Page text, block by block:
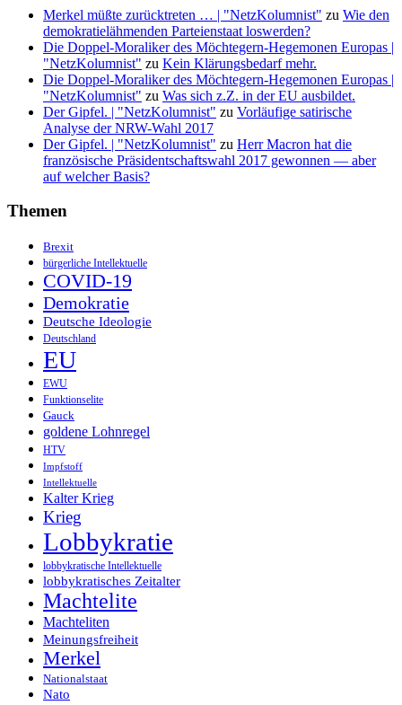
Merkel müßte zurücktreten … | "NetzKolumnist" zu Wie den
demokratielähmenden Parteienstaat loswerden?
Die Doppel-Moraliker des Möchtegern-Hegemonen Europas |
"NetzKolumnist" zu Kein Klärungsbedarf mehr.
Die Doppel-Moraliker des Möchtegern-Hegemonen Europas |
"NetzKolumnist" zu Was sich z.Z. in der EU ausbildet.
Der Gipfel. | "NetzKolumnist" zu Vorläufige satirische
Analyse der NRW-Wahl 2017
Der Gipfel. | "NetzKolumnist" zu Herr Macron hat die
französische Präsidentschaftswahl 2017 gewonnen — aber
auf welcher Basis?
Themen
Brexit
bürgerliche Intellektuelle
COVID-19
Demokratie
Deutsche Ideologie
Deutschland
EU
EWU
Funktionselite
Gauck
goldene Lohnregel
HTV
Impfstoff
Intellektuelle
Kalter Krieg
Krieg
Lobbykratie
lobbykratische Intellektuelle
lobbykratisches Zeitalter
Machtelite
Machteliten
Meinungsfreiheit
Merkel
Nationalstaat
Nato